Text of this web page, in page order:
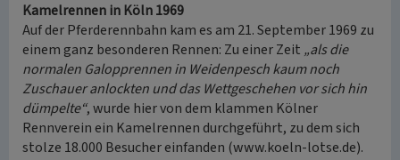
Kamelrennen in Köln 1969
Auf der Pferderennbahn kam es am 21. September 1969 zu
einem ganz besonderen Rennen: Zu einer Zeit „als die
normalen Galopprennen in Weidenpesch kaum noch
Zuschauer anlockten und das Wettgeschehen vor sich hin
dümpelte“, wurde hier von dem klammen Kölner
Rennverein ein Kamelrennen durchgeführt, zu dem sich
stolze 18.000 Besucher einfanden (www.koeln-lotse.de).